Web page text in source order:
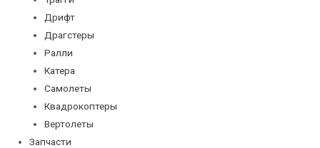
Дрифт
Драгстеры
Ралли
Катера
Самолеты
Квадрокоптеры
Вертолеты
Запчасти